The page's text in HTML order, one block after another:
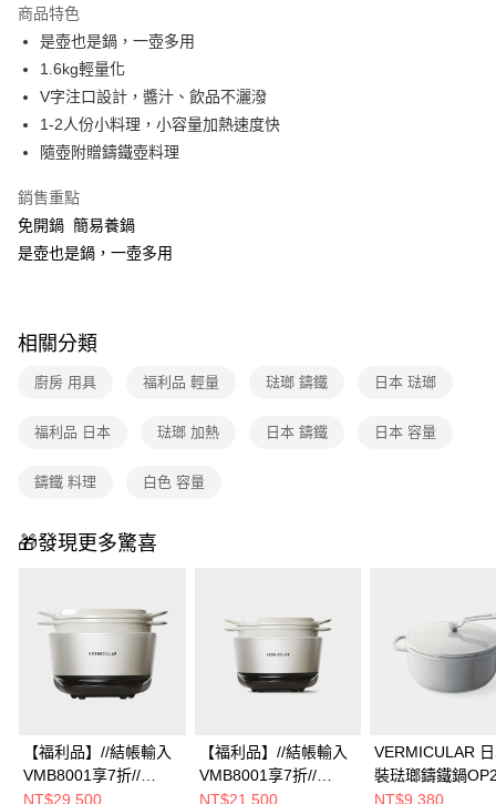
臺灣中小企業銀行
匯豐（台灣）商業銀行
聯邦商業銀行
元大商業銀行
玉山商業銀行
星展（台灣）商業銀行
台灣樂天信用卡公司
上海商業儲蓄銀行
國泰世華商業銀行
匯豐（台灣）商業銀行
聯邦商業銀行
元大商業銀行
永豐商業銀行
玉山商業銀行
台灣樂天信用卡公司
LINE Pay
Apple Pay
街口支付
Google Pay
運送方式
宅配
商品特色
是壺也是鍋，一壺多用
1.6kg輕量化
V字注口設計，醬汁、飲品不灑潑
1-2人份小料理，小容量加熱速度快
隨壺附贈鑄鐵壺料理
銷售重點
免開鍋 簡易養鍋
是壺也是鍋，一壺多用
相關分類
廚房 用具 福利品 輕量 琺瑯 鑄鐵 日本 琺瑯
福利品 日本 琺瑯 加熱 日本 鑄鐵 日本 容量
鑄鐵 料理 白色 容量
🎁發現更多驚喜
【福利品】//結帳輸入
VMB8001享7折//
Vermicular IH琺瑯電子
NT$29,500
【福利品】//結帳輸入
VMB8001享7折//
Vermicular MINI IH 琺
NT$21,500
VERMICULAR
裝琺瑯鑄鐵鍋
22cm (海鹽白)
NT$9,380